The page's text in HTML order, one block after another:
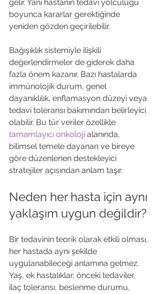
gelir. Yani hastanın tedavi yolculuğu
boyunca kararlar gerektiğinde
yeniden gözden geçirilebilir.
Bağışıklık sistemiyle ilişkili
değerlendirmeler de giderek daha
fazla önem kazanır. Bazı hastalarda
immünolojik durum, genel
dayanıklılık, enflamasyon düzeyi veya
tedavi toleransı bakımından belirleyici
olabilir. Bu tür veriler özellikle
tamamlayıcı onkoloji alanında,
bilimsel temele dayanan ve bireye
göre düzenlenen destekleyici
stratejiler açısından anlam taşır.
Neden her hasta için aynı
yaklaşım uygun değildir?
Bir tedavinin teorik olarak etkili olması,
her hastada aynı şekilde
uygulanabileceği anlamına gelmez.
Yaş, ek hastalıklar, önceki tedaviler,
ilaç toleransı, beslenme durumu,